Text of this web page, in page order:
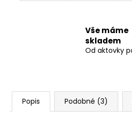
Vše máme
skladem
Od aktovky
Popis Podobné (3)